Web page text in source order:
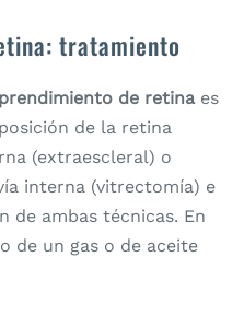
tratamiento
de retinaes
de la retina
(extraescleral) o
interna (vitrectomía) e
de ambas técnicas. En
de un gas o de aceite